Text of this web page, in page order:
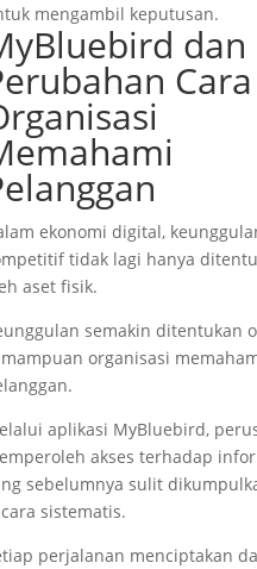
mengambil keputusan.
dan
Cara
ekonomi digital,
tidak lagi hanya
aset fisik.
semakin ditentukan
organisasi
aplikasi MyBluebird,
akses terhadap
sebelumnya sulit
sistematis.
perjalanan menciptakan